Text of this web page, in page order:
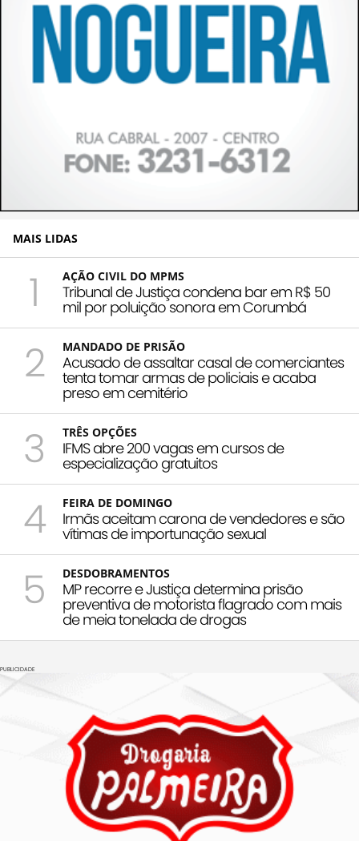
MAIS LIDAS
1 AÇÃO CIVIL DO MPMS
Tribunal de Justiça condena bar em R$ 50
mil por poluição sonora em Corumbá
2 MANDADO DE PRISÃO
Acusado de assaltar casal de comerciantes
tenta tomar armas de policiais e acaba
preso em cemitério
3 TRÊS OPÇÕES
IFMS abre 200 vagas em cursos de
especialização gratuitos
4 FEIRA DE DOMINGO
Irmãs aceitam carona de vendedores e são
vítimas de importunação sexual
5 DESDOBRAMENTOS
MP recorre e Justiça determina prisão
preventiva de motorista flagrado com mais
de meia tonelada de drogas
PUBLICIDADE